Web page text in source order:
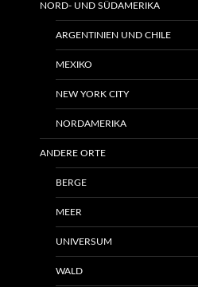
NORD- UND SÜDAMERIKA
ARGENTINIEN UND CHILE
MEXIKO
NEW YORK CITY
NORDAMERIKA
ANDERE ORTE
BERGE
MEER
UNIVERSUM
WALD